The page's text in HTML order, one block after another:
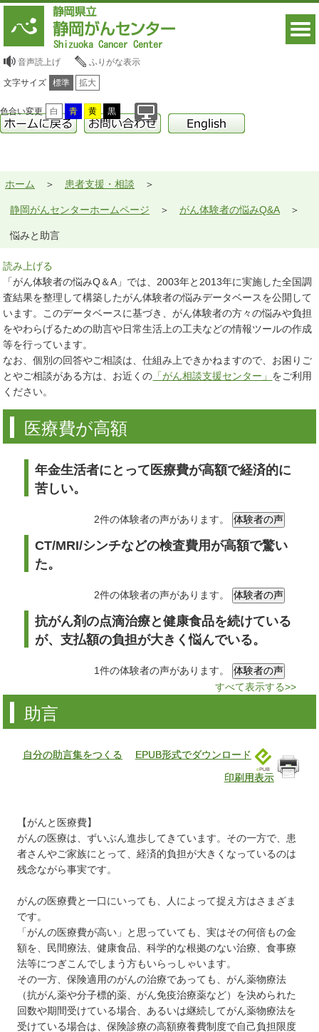
音声読上げ ふりがな表示
文字サイズ 標準 拡大
色合い変更 白 青 黄 黒
ホーム 患者支援・相談
静岡がんセンターホームページ がん体験者の悩みQ&A
悩みと助言
読み上げる
「がん体験者の悩みQ＆A」では、2003年と2013年に実施した全国調
査結果を整理して構築したがん体験者の悩みデータベースを公開して
います。このデータベースに基づき、がん体験者の方々の悩みや負担
をやわらげるための助言や日常生活上の工夫などの情報ツールの作成
等を行っています。
なお、個別の回答やご相談は、仕組み上できかねますので、お困りご
とやご相談がある方は、お近くの 「がん相談支援センター」 をご利用
ください。
医療費が高額
年金生活者にとって医療費が高額で経済的に
苦しい。
2件の体験者の声があります。
CT/MRI/シンチなどの検査費用が高額で驚い
た。
2件の体験者の声があります。
抗がん剤の点滴治療と健康食品を続けている
が、支払額の負担が大きく悩んでいる。
1件の体験者の声があります。
すべて表示する>>
助言
自分の助言集をつくる
EPUB形式でダウンロード
印刷用表示
【がんと医療費】
がんの医療は、ずいぶん進歩してきています。その一方で、患
者さんやご家族にとって、経済的負担が大きくなっているのは
残念ながら事実です。
がんの医療費と一口にいっても、人によって捉え方はさまざま
です。
「がんの医療費が高い」と思っていても、実はその何倍もの金
額を、民間療法、健康食品、科学的な根拠のない治療、食事療
法等につぎこんでしまう方もいらっしゃいます。
その一方、保険適用のがんの治療であっても、がん薬物療法
（抗がん薬や分子標的薬、がん免疫治療薬など）を決められた
回数や期間受けている場合、あるいは継続してがん薬物療法を
受けている場合は、保険診療の高額療養費制度で自己負担限度